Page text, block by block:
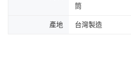
筒
產地 台灣製造